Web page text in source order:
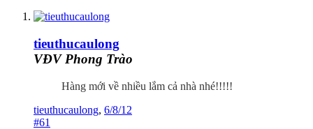
tieuthucaulong
VĐV Phong Trào
Hàng mới về nhiều lắm cả nhà nhé!!!!!
tieuthucaulong, 6/8/12
#61